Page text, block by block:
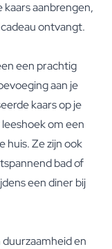
aanbrengen,
ontvangt.
een prachtig
aan je
kaars op je
om een
huis. Ze zijn ook
bad of
een diner bij
en